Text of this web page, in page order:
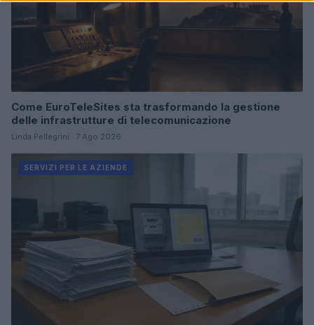
Come EuroTeleSites sta trasformando la gestione
delle infrastrutture di telecomunicazione
Linda Pellegrini · 7 Ago 2026
SERVIZI PER LE AZIENDE